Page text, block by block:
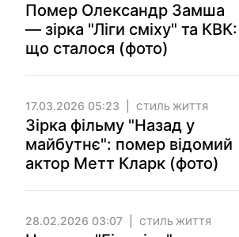
Помер Олександр Замша
— зірка "Ліги сміху" та КВК:
що сталося (фото)
17.03.2026 05:23 СТИЛЬ ЖИТТЯ
Зірка фільму "Назад у
майбутнє": помер відомий
актор Метт Кларк (фото)
28.02.2026 03:07 СТИЛЬ ЖИТТЯ